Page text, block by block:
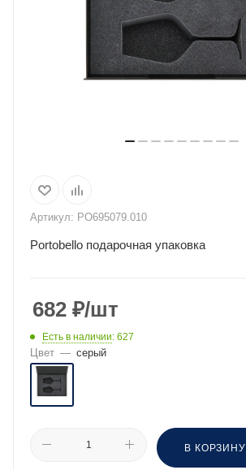
Артикул: PO695079.010
Portobello подарочная упаковка
682 ₽/шт
Есть в наличии: 627
Цвет — серый
В КОРЗИНУ